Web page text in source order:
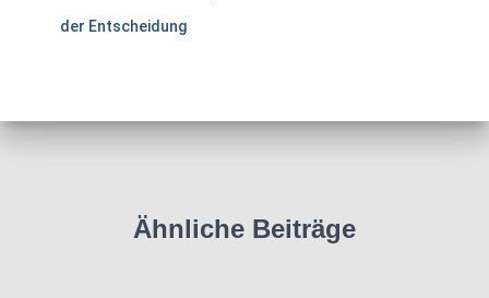
der Entscheidung
Ähnliche Beiträge